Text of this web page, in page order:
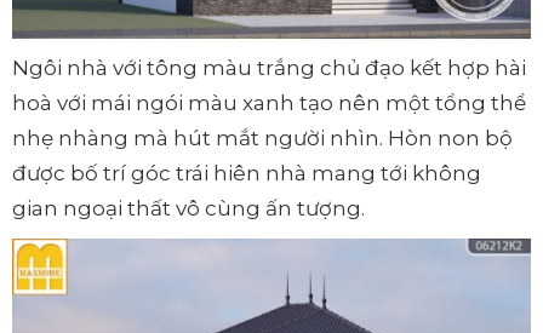
Ngôi nhà với tông màu trắng chủ đạo kết hợp hài
hoà với mái ngói màu xanh tạo nên một tổng thể
nhẹ nhàng mà hút mắt người nhìn. Hòn non bộ
được bố trí góc trái hiên nhà mang tới không
gian ngoại thất vô cùng ấn tượng.